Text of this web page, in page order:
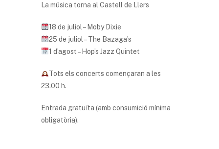
La música torna al Castell de Llers
18 de juliol – Moby Dixie
25 de juliol – The Bazaga’s
1 d’agost – Hop’s Jazz Quintet
Tots els concerts començaran a les
23.00 h.
Entrada gratuïta (amb consumició mínima
obligatòria).